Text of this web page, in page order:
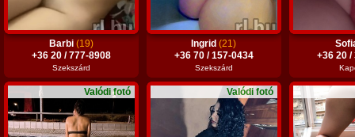
Barbi (19)
+36 20 / 777-8908
Szekszárd
Ingrid(21)
+36 70 / 157-0434
Szekszárd
+36 20 /
Valódi fotó Valódi fotó